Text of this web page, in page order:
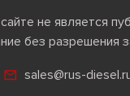
не является
без разрешения
sales@rus-